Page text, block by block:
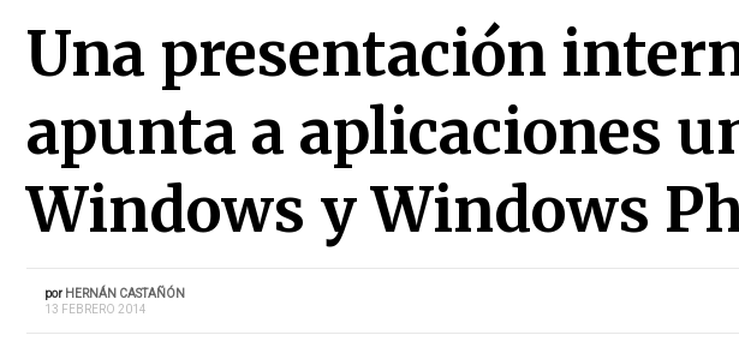
Una presentación
apunta a aplicaciones
Windows y Windows
por HERNÁN CASTAÑÓN
13 FEBRERO 2014